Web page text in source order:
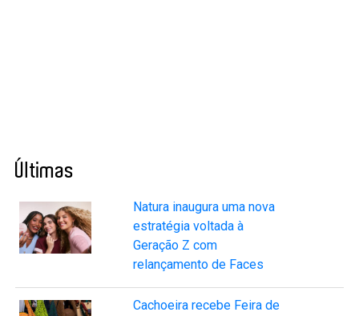
Últimas
Natura inaugura uma nova
estratégia voltada à
Geração Z com
relançamento de Faces
Cachoeira recebe Feira de